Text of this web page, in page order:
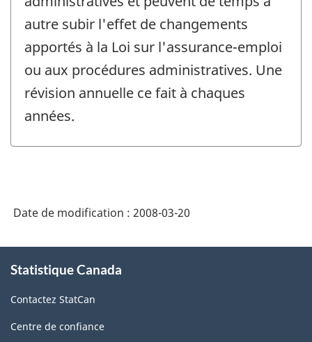
autre subir l'effet de changements
apportés à la Loi sur l'assurance-emploi
ou aux procédures administratives. Une
révision annuelle ce fait à chaques
années.
Date de modification : 2008-03-20
propos
ce
site
Statistique Canada
Contactez StatCan
Centre de confiance